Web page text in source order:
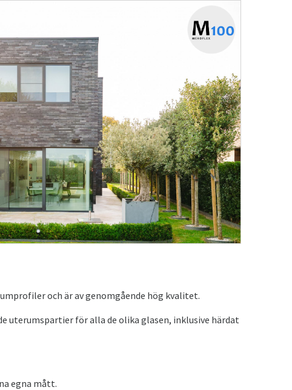
och är av genomgående hög kvalitet.
uterumspartier för alla de olika glasen, inklusive härdat
egna mått.